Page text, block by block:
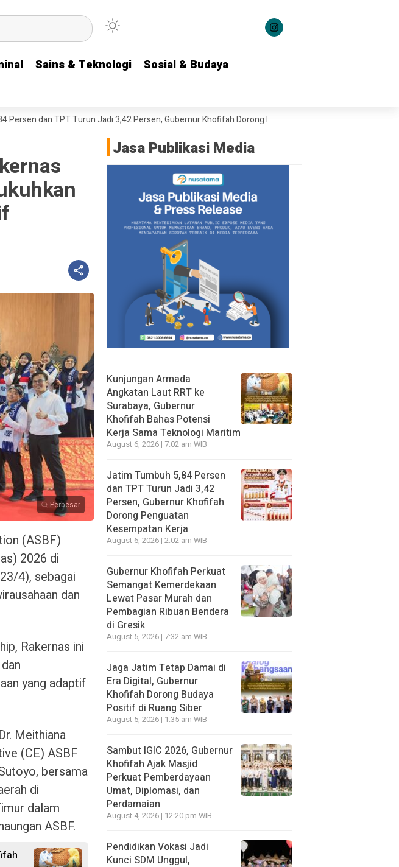
Sains & Teknologi
Sosial & Budaya
Sains & Teknologi
Sosial & Budaya
TPT Turun Jadi 3,42 Persen, Gubernur Khofifah Dorong Penguatan Kesempatan Kerja
Perbesar
(ASBF)
2026 di
4), sebagai
dan
Rakernas ini
yang adaptif
Meithiana
(CE) ASBF
bersama
di
dalam
ASBF.
Jasa Publikasi Media
Kunjungan Armada
Angkatan Laut RRT ke
Surabaya, Gubernur
Khofifah Bahas Potensi
Kerja Sama Teknologi Maritim
August 6, 2026 | 7:02 am WIB
Jatim Tumbuh 5,84 Persen
dan TPT Turun Jadi 3,42
Persen, Gubernur Khofifah
Dorong Penguatan
Kesempatan Kerja
August 6, 2026 | 2:02 am WIB
Gubernur Khofifah Perkuat
Semangat Kemerdekaan
Lewat Pasar Murah dan
Pembagian Ribuan Bendera
di Gresik
August 5, 2026 | 7:32 am WIB
Jaga Jatim Tetap Damai di
Era Digital, Gubernur
Khofifah Dorong Budaya
Positif di Ruang Siber
August 5, 2026 | 1:35 am WIB
Sambut IGIC 2026, Gubernur
Khofifah Ajak Masjid
Perkuat Pemberdayaan
Umat, Diplomasi, dan
Perdamaian
August 4, 2026 | 12:20 pm WIB
Pendidikan Vokasi Jadi
Kunci SDM Unggul,